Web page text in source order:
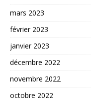
mars 2023
février 2023
janvier 2023
décembre 2022
novembre 2022
octobre 2022